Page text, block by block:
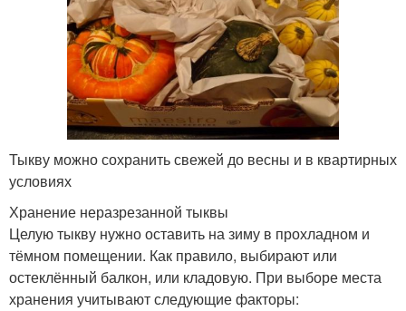
Тыкву можно сохранить свежей до весны и в квартирных
условиях
Хранение неразрезанной тыквы
Целую тыкву нужно оставить на зиму в прохладном и
тёмном помещении. Как правило, выбирают или
остеклённый балкон, или кладовую. При выборе места
хранения учитывают следующие факторы: